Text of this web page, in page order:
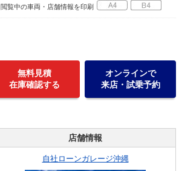
閲覧中の車両・店舗情報を印刷
無料見積
在庫確認する
オンラインで
来店・試乗予約
店舗情報
自社ローンガレージ沖縄